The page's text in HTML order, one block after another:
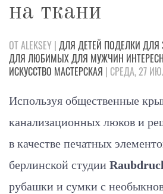
на ткани
ОТ ALEKSEY | ДЛЯ ДЕТЕЙ ПОДЕЛКИ ДЛЯ
ДЛЯ ЛЮБИМЫХДЛЯ МУЖЧИН
ИСКУССТВО МАСТЕРСКАЯ | СРЕДА, 27
Используя общественные
канализационных люков и
в качестве печатных
берлинской студии
рубашки и сумки с